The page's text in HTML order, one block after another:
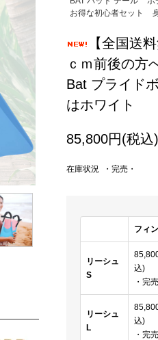
お得な初心者セット
【全国送
ｃｍ前後の
Bat プライド
はホワイト
85,800円(税込)
在庫状況 ・完売・
フィ
リーシュ
S
込)
・完
リーシュ
L
込)
・完